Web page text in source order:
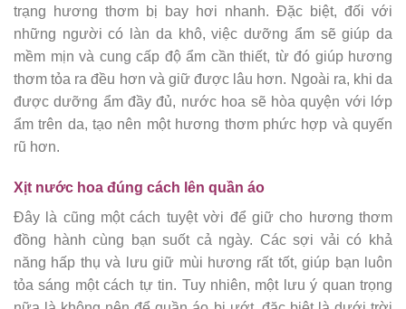
trạng hương thơm bị bay hơi nhanh. Đặc biệt, đối với
những người có làn da khô, việc dưỡng ẩm sẽ giúp da
mềm mịn và cung cấp độ ẩm cần thiết, từ đó giúp hương
thơm tỏa ra đều hơn và giữ được lâu hơn. Ngoài ra, khi da
được dưỡng ẩm đầy đủ, nước hoa sẽ hòa quyện với lớp
ẩm trên da, tạo nên một hương thơm phức hợp và quyến
rũ hơn.
Xịt nước hoa đúng cách lên quần áo
Đây là cũng một cách tuyệt vời để giữ cho hương thơm
đồng hành cùng bạn suốt cả ngày. Các sợi vải có khả
năng hấp thụ và lưu giữ mùi hương rất tốt, giúp bạn luôn
tỏa sáng một cách tự tin. Tuy nhiên, một lưu ý quan trọng